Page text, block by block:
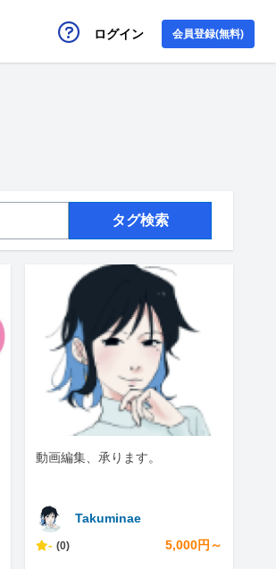
ログイン 会員登録(無料)
タグ検索
動画編集、承ります。
Takuminae
- (0) 5,000円～